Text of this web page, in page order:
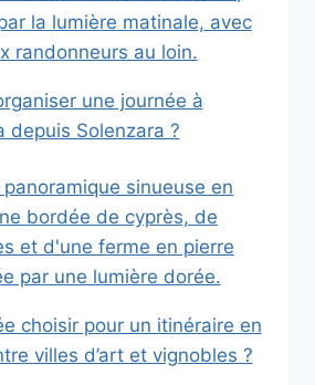
une journée à
depuis Solenzara ?
choisir pour un itinéraire en
villes d’art et vignobles ?